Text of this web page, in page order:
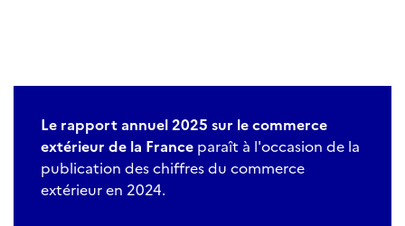
Le rapport annuel 2025 sur le commerce
extérieur de la France paraît à l'occasion de la
publication des chiffres du commerce
extérieur en 2024.